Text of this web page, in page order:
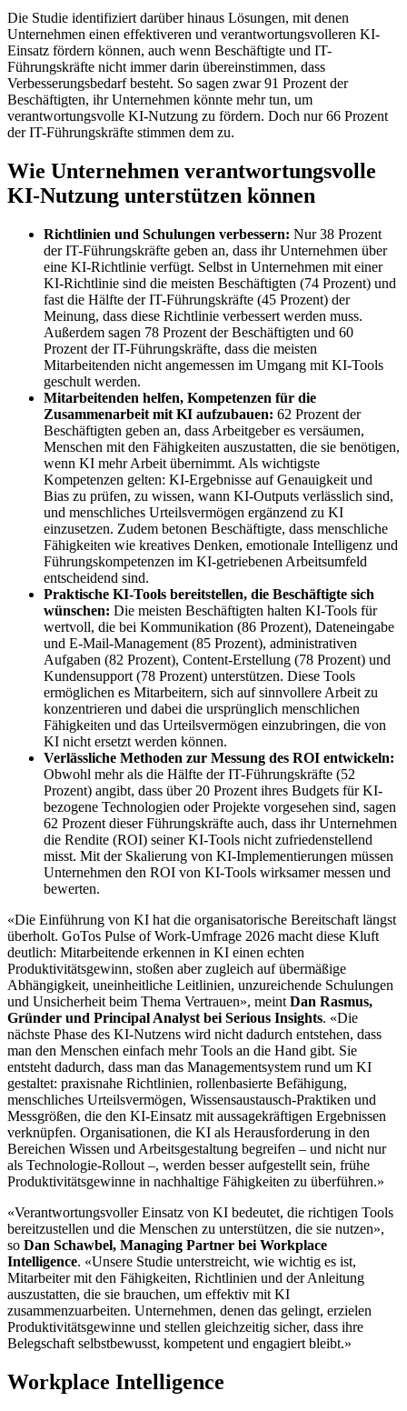
Die Studie identifiziert darüber hinaus Lösungen, mit denen
Unternehmen einen effektiveren und verantwortungsvolleren KI-
Einsatz fördern können, auch wenn Beschäftigte und IT-
Führungskräfte nicht immer darin übereinstimmen, dass
Verbesserungsbedarf besteht. So sagen zwar 91 Prozent der
Beschäftigten, ihr Unternehmen könnte mehr tun, um
verantwortungsvolle KI-Nutzung zu fördern. Doch nur 66 Prozent
der IT-Führungskräfte stimmen dem zu.
Wie Unternehmen verantwortungsvolle
KI-Nutzung unterstützen können
Richtlinien und Schulungen verbessern: Nur 38 Prozent
der IT-Führungskräfte geben an, dass ihr Unternehmen über
eine KI-Richtlinie verfügt. Selbst in Unternehmen mit einer
KI-Richtlinie sind die meisten Beschäftigten (74 Prozent) und
fast die Hälfte der IT-Führungskräfte (45 Prozent) der
Meinung, dass diese Richtlinie verbessert werden muss.
Außerdem sagen 78 Prozent der Beschäftigten und 60
Prozent der IT-Führungskräfte, dass die meisten
Mitarbeitenden nicht angemessen im Umgang mit KI-Tools
geschult werden.
Mitarbeitenden helfen, Kompetenzen für die
Zusammenarbeit mit KI aufzubauen: 62 Prozent der
Beschäftigten geben an, dass Arbeitgeber es versäumen,
Menschen mit den Fähigkeiten auszustatten, die sie benötigen,
wenn KI mehr Arbeit übernimmt. Als wichtigste
Kompetenzen gelten: KI-Ergebnisse auf Genauigkeit und
Bias zu prüfen, zu wissen, wann KI-Outputs verlässlich sind,
und menschliches Urteilsvermögen ergänzend zu KI
einzusetzen. Zudem betonen Beschäftigte, dass menschliche
Fähigkeiten wie kreatives Denken, emotionale Intelligenz und
Führungskompetenzen im KI-getriebenen Arbeitsumfeld
entscheidend sind.
Praktische KI-Tools bereitstellen, die Beschäftigte sich
wünschen: Die meisten Beschäftigten halten KI-Tools für
wertvoll, die bei Kommunikation (86 Prozent), Dateneingabe
und E-Mail-Management (85 Prozent), administrativen
Aufgaben (82 Prozent), Content-Erstellung (78 Prozent) und
Kundensupport (78 Prozent) unterstützen. Diese Tools
ermöglichen es Mitarbeitern, sich auf sinnvollere Arbeit zu
konzentrieren und dabei die ursprünglich menschlichen
Fähigkeiten und das Urteilsvermögen einzubringen, die von
KI nicht ersetzt werden können.
Verlässliche Methoden zur Messung des ROI entwickeln:
Obwohl mehr als die Hälfte der IT-Führungskräfte (52
Prozent) angibt, dass über 20 Prozent ihres Budgets für KI-
bezogene Technologien oder Projekte vorgesehen sind, sagen
62 Prozent dieser Führungskräfte auch, dass ihr Unternehmen
die Rendite (ROI) seiner KI-Tools nicht zufriedenstellend
misst. Mit der Skalierung von KI-Implementierungen müssen
Unternehmen den ROI von KI-Tools wirksamer messen und
bewerten.
«Die Einführung von KI hat die organisatorische Bereitschaft längst
überholt. GoTos Pulse of Work-Umfrage 2026 macht diese Kluft
deutlich: Mitarbeitende erkennen in KI einen echten
Produktivitätsgewinn, stoßen aber zugleich auf übermäßige
Abhängigkeit, uneinheitliche Leitlinien, unzureichende Schulungen
und Unsicherheit beim Thema Vertrauen», meint Dan Rasmus,
Gründer und Principal Analyst bei Serious Insights. «Die
nächste Phase des KI-Nutzens wird nicht dadurch entstehen, dass
man den Menschen einfach mehr Tools an die Hand gibt. Sie
entsteht dadurch, dass man das Managementsystem rund um KI
gestaltet: praxisnahe Richtlinien, rollenbasierte Befähigung,
menschliches Urteilsvermögen, Wissensaustausch-Praktiken und
Messgrößen, die den KI-Einsatz mit aussagekräftigen Ergebnissen
verknüpfen. Organisationen, die KI als Herausforderung in den
Bereichen Wissen und Arbeitsgestaltung begreifen – und nicht nur
als Technologie-Rollout –, werden besser aufgestellt sein, frühe
Produktivitätsgewinne in nachhaltige Fähigkeiten zu überführen.»
«Verantwortungsvoller Einsatz von KI bedeutet, die richtigen Tools
bereitzustellen und die Menschen zu unterstützen, die sie nutzen»,
so Dan Schawbel, Managing Partner bei Workplace
Intelligence. «Unsere Studie unterstreicht, wie wichtig es ist,
Mitarbeiter mit den Fähigkeiten, Richtlinien und der Anleitung
auszustatten, die sie brauchen, um effektiv mit KI
zusammenzuarbeiten. Unternehmen, denen das gelingt, erzielen
Produktivitätsgewinne und stellen gleichzeitig sicher, dass ihre
Belegschaft selbstbewusst, kompetent und engagiert bleibt.»
Workplace Intelligence